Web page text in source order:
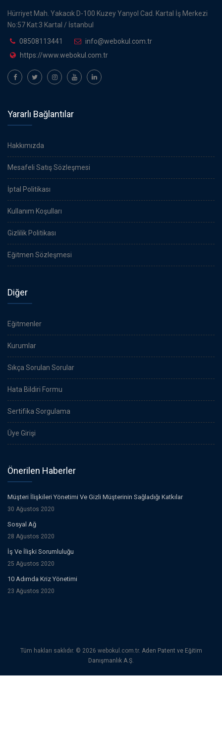
Hürriyet Mah. Yakacık D-100 Kuzey Yanyol Cad. Kartal İş Merkezi
No:57 Kat:3 Kartal / İstanbul
08508113441
info@webokul.com.tr
https://www.webokul.com.tr
Yararlı Bağlantılar
Hakkımızda
Mesafeli Satış Sözleşmesi
İptal Politikası
Kullanım Koşulları
Gizlilik Politikası
Eğitmen Sözleşmesi
Diğer
Eğitmenler
Kurumlar
Sıkça Sorulan Sorular
Hata Bildiri Formu
Sertifika Sorgulama
Üye Girişi
Önerilen Haberler
Müşteri İlişkileri Yönetimi Ve Gizli Müşterinin Sağladığı Katkılar
30 Ağustos 2020
Sosyal Ağ
28 Ağustos 2020
İş Ve İlişki Sorumluluğu
25 Ağustos 2020
10 Adımda Kriz Yönetimi
23 Ağustos 2020
Tüm hakları saklıdır. © 2026 webokul.com.tr. Aden Patent ve Eğitim
Danışmanlık A.Ş.